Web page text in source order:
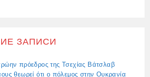
ЗАПИСИ
πρόεδρος της Τσεχίας Βάτσλαβ
θεωρεί ότι ο πόλεμος στην Ουκρανία